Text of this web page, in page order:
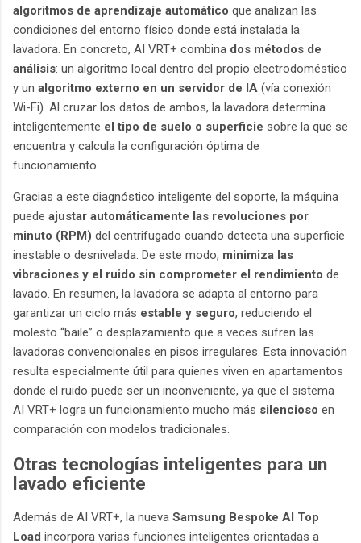
algoritmos de aprendizaje automático que analizan las
condiciones del entorno físico donde está instalada la
lavadora. En concreto, AI VRT+ combina dos métodos de
análisis: un algoritmo local dentro del propio electrodoméstico
y un algoritmo externo en un servidor de IA (vía conexión
Wi-Fi). Al cruzar los datos de ambos, la lavadora determina
inteligentemente el tipo de suelo o superficie sobre la que se
encuentra y calcula la configuración óptima de
funcionamiento.
Gracias a este diagnóstico inteligente del soporte, la máquina
puede ajustar automáticamente las revoluciones por
minuto (RPM) del centrifugado cuando detecta una superficie
inestable o desnivelada. De este modo, minimiza las
vibraciones y el ruido sin comprometer el rendimiento de
lavado. En resumen, la lavadora se adapta al entorno para
garantizar un ciclo más estable y seguro, reduciendo el
molesto “baile” o desplazamiento que a veces sufren las
lavadoras convencionales en pisos irregulares. Esta innovación
resulta especialmente útil para quienes viven en apartamentos
donde el ruido puede ser un inconveniente, ya que el sistema
AI VRT+ logra un funcionamiento mucho más silencioso en
comparación con modelos tradicionales.
Otras tecnologías inteligentes para un
lavado eficiente
Además de AI VRT+, la nueva Samsung Bespoke AI Top
Load incorpora varias funciones inteligentes orientadas a